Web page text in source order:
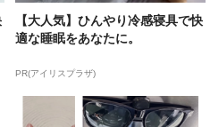
【大人気】ひんやり冷感寝具で快
適な睡眠をあなたに。
PR(アイリスプラザ)